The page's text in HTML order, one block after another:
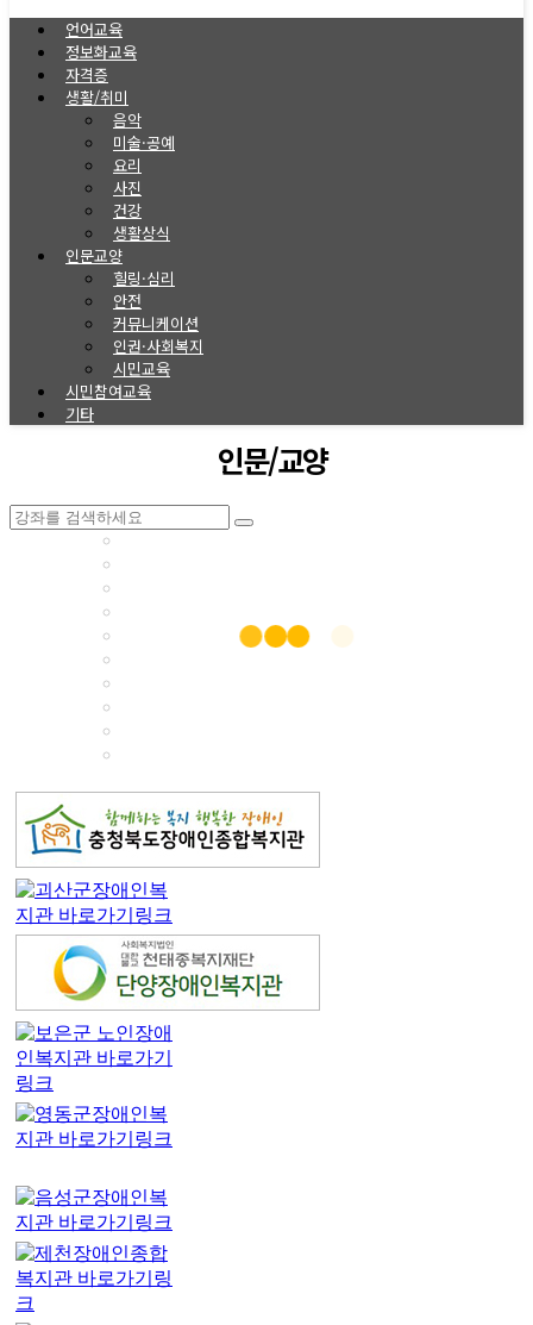
언어교육
정보화교육
자격증
생활/취미
음악
미술·공예
요리
사진
건강
생활상식
인문교양
힐링·심리
안전
커뮤니케이션
인권·사회복지
시민교육
시민참여교육
기타
인문/교양